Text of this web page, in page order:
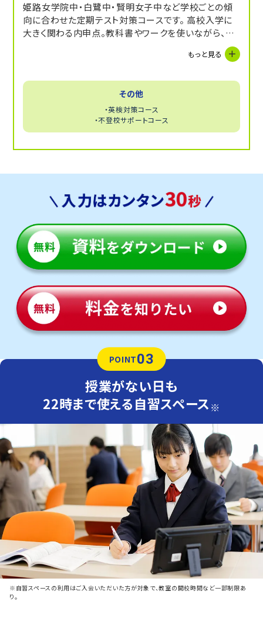
姫路女学院中・白鷺中・賢明女子中など学校ごとの傾
向に合わせた定期テスト対策コースです。 高校入学に
大きく関わる内申点。教科書やワークを使いながら、5教
科の定期テストを対策し、内申点をUPを目指します。受
講していない教科に関しても、講師からの宿題や自習
もっと見る
その他
・英検対策コース
・不登校サポートコース
POINT03
授業がない日も
22時まで使える自習スペース ※
※自習スペースの利用はご入会いただいた方が対象で、教室の開校時間など一部制限あ
り。